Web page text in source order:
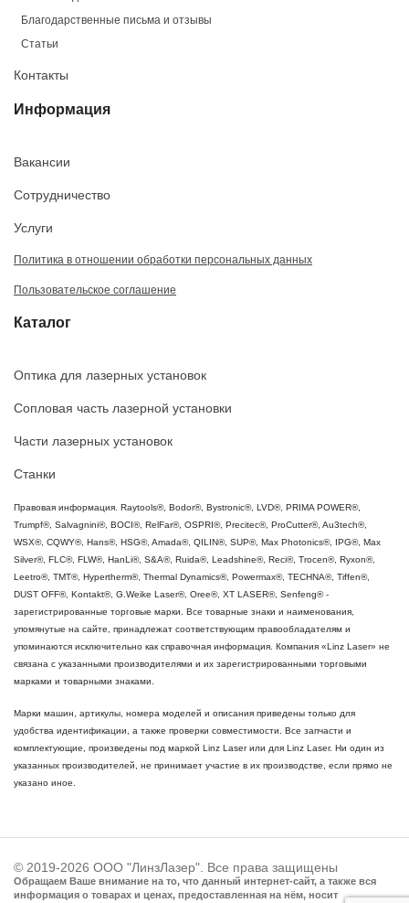
Благодарственные письма и отзывы
Статьи
Контакты
Информация
Вакансии
Сотрудничество
Услуги
Политика в отношении обработки персональных данных
Пользовательское соглашение
Каталог
Оптика для лазерных установок
Сопловая часть лазерной установки
Части лазерных установок
Станки
Правовая информация. Raytools®, Bodor®, Bystronic®, LVD®, PRIMA POWER®,
Trumpf®, Salvagnini®, BOCI®, RelFar®, OSPRI®, Precitec®, ProCutter®, Au3tech®,
WSX®, CQWY®, Hans®, HSG®, Amada®, QILIN®, SUP®, Max Photonics®, IPG®, Max
Silver®, FLC®, FLW®, HanLi®, S&A®, Ruida®, Leadshine®, Reci®, Trocen®, Ryxon®,
Leetro®, TMT®, Hypertherm®, Thermal Dynamics®, Powermax®, TECHNA®, Tiffen®,
DUST OFF®, Kontakt®, G.Weike Laser®, Oree®, XT LASER®, Senfeng® -
зарегистрированные торговые марки. Все товарные знаки и наименования,
упомянутые на сайте, принадлежат соответствующим правообладателям и
упоминаются исключительно как справочная информация. Компания «Linz Laser» не
связана с указанными производителями и их зарегистрированными торговыми
марками и товарными знаками.
Марки машин, артикулы, номера моделей и описания приведены только для
удобства идентификации, а также проверки совместимости. Все запчасти и
комплектующие, произведены под маркой Linz Laser или для Linz Laser. Ни один из
указанных производителей, не принимает участие в их производстве, если прямо не
указано иное.
© 2019-2026 ООО "ЛинзЛазер". Все права защищены
Обращаем Ваше внимание на то, что данный интернет-сайт, а также вся
информация о товарах и ценах, предоставленная на нём, носит